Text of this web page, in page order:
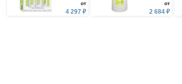
от
4 297 ₽
от
2 684 ₽